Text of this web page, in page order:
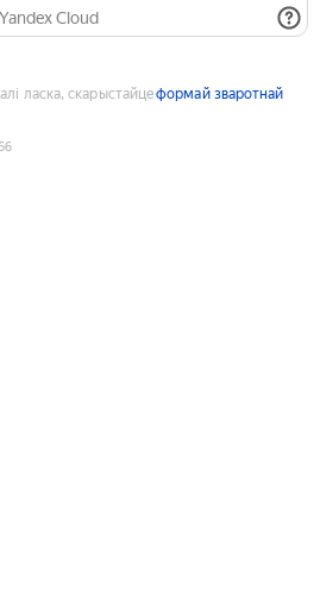
Cloud
ласка, скарыстайцеформай зваротнай